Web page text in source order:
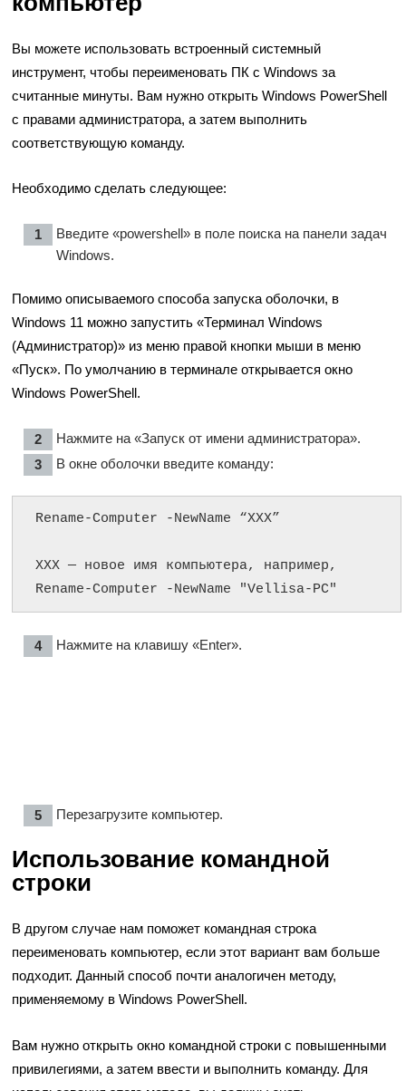
Вы можете использовать встроенный системный
инструмент, чтобы переименовать ПК с Windows за
считанные минуты. Вам нужно открыть Windows PowerShell
с правами администратора, а затем выполнить
соответствующую команду.
Необходимо сделать следующее:
Введите «powershell» в поле поиска на панели задач
Windows.
Помимо описываемого способа запуска оболочки, в
Windows 11 можно запустить «Терминал Windows
(Администратор)» из меню правой кнопки мыши в меню
«Пуск». По умолчанию в терминале открывается окно
Windows PowerShell.
Нажмите на «Запуск от имени администратора».
В окне оболочки введите команду:
Rename-Computer -NewName “XXX”
XXX — новое имя компьютера, например,
Rename-Computer -NewName "Vellisa-PC"
Нажмите на клавишу «Enter».
Перезагрузите компьютер.
Использование командной
строки
В другом случае нам поможет командная строка
переименовать компьютер, если этот вариант вам больше
подходит. Данный способ почти аналогичен методу,
применяемому в Windows PowerShell.
Вам нужно открыть окно командной строки с повышенными
привилегиями, а затем ввести и выполнить команду. Для